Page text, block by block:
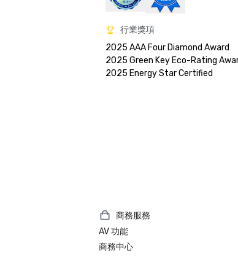
行業獎項
2025 AAA Four Diamond Award
2025 Green Key Eco-Rating
商務服務
AV 功能
商務中心